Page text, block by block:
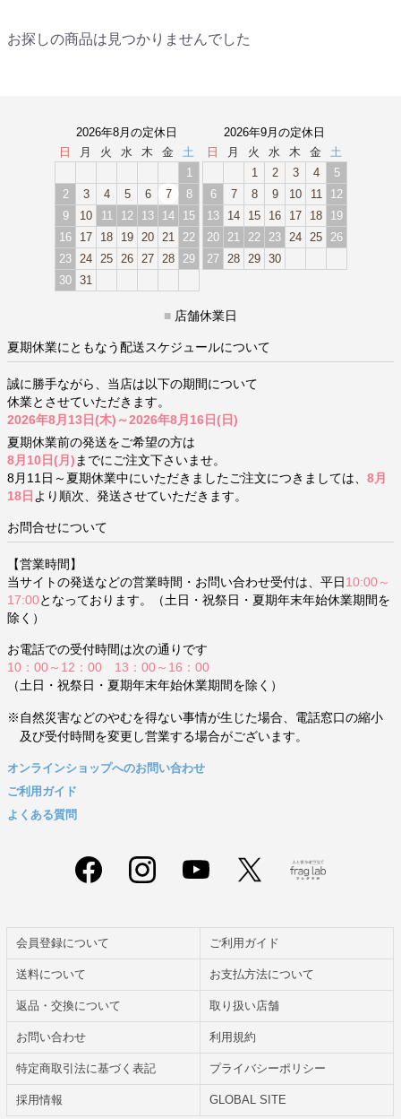
お探しの商品は見つかりませんでした
2026年8月の定休日
日
月 火 水 木 金
土
1
2
3 4 5 6 7
8
9
10 11 12 13 14
15
16
17 18 19 20 21
22
23
24 25 26 27 28
29
30 31
2026年9月の定休日
日
月 火 水 木 金
土
1
2 3 4
5
6
7 8 9 10 11
12
13
14 15 16 17 18
19
20
21 22 23 24 25
26
27
28 29 30
■ 店舗休業日
夏期休業にともなう配送スケジュールについて
誠に勝手ながら、当店は以下の期間について
休業とさせていただきます。
2026年8月13日(木)～2026年8月16日(日)
夏期休業前の発送をご希望の方は
8月10日(月) までにご注文下さいませ。
8月11日～夏期休業中にいただきましたご注文につきましては、 8月
18日 より順次、発送させていただきます。
お問合せについて
【営業時間】
当サイトの発送などの営業時間・お問い合わせ受付は、平日 10:00～
17:00となっております。（土日・祝祭日・夏期年末年始休業期間を
除く）
お電話での受付時間は次の通りです
10：00～12：00 13：00～16：00
（土日・祝祭日・夏期年末年始休業期間を除く）
※自然災害などのやむを得ない事情が生じた場合、電話窓口の縮小
及び受付時間を変更し営業する場合がございます。
オンラインショップへのお問い合わせ
ご利用ガイド
よくある質問
会員登録について ご利用ガイド
送料について お支払方法について
返品・交換について 取り扱い店舗
お問い合わせ 利用規約
特定商取引法に基づく表記 プライバシーポリシー
採用情報 GLOBAL SITE